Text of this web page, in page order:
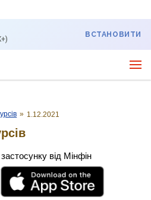
ВСТАНОВИТИ
» 1.12.2021
від Мінфін